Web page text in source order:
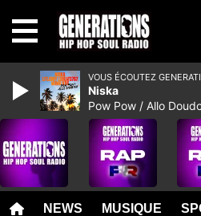
NEWS MUSIQUE
VOUS ÉCOUTEZ
Niska
Pow Pow / Allo